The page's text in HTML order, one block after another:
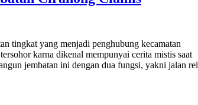
tingkat yang menjadi penghubung kecamatan
karna dikenal mempunyai cerita mistis saat
jembatan ini dengan dua fungsi, yakni jalan rel